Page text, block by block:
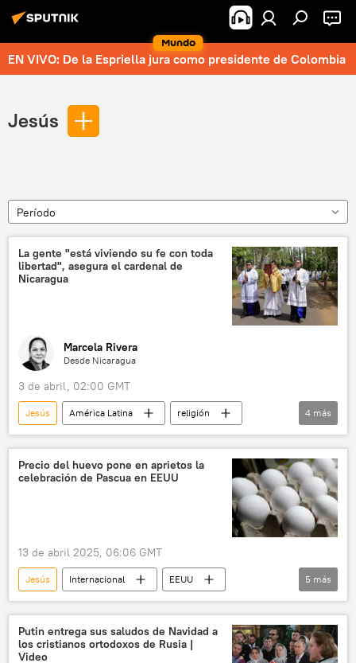
Mundo
EN VIVO: De la Espriella jura como presidente de Colombia
Jesús
Período
La gente "está viviendo su fe con toda
libertad", asegura el cardenal de
Nicaragua
Marcela Rivera
Desde Nicaragua
3 de abril, 02:00 GMT
Jesús América Latina
religión
sociedad
Managua
Nicaragua
Semana Santa
4 más
Precio del huevo pone en aprietos la
celebración de Pascua en EEUU
13 de abril 2025, 06:06 GMT
Jesús Internacional
EEUU
Pascua
huevos
huevos decorados
Associated Press (AP)
sociedad
📈 Mercados y finanzas
5 más
Putin entrega sus saludos de Navidad a
los cristianos ortodoxos de Rusia |
Video